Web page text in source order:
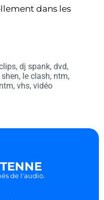
dans les
, dj spank, dvd,
, le clash, ntm,
, vhs, vidéo
de l'audio.